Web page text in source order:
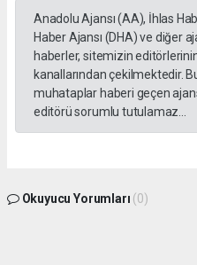
Anadolu Ajansı (AA), İhlas
Haber Ajansı (DHA) ve diğer
haberler, sitemizin
kanallarından çekilmektedir.
muhataplar haberi geçen
editörü sorumlu tutulamaz...
Okuyucu Yorumları (0)